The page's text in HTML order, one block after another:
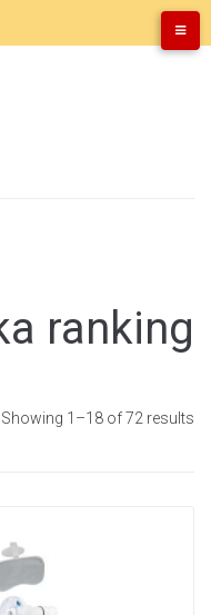
ranking
Showing 1–18 of 72 results